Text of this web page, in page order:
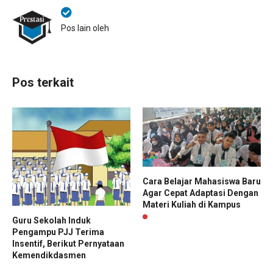
Pos lain oleh
Pos terkait
Guru Sekolah Induk
Pengampu PJJ Terima
Insentif, Berikut Pernyataan
Kemendikdasmen
Cara Belajar Mahasiswa Baru
Agar Cepat Adaptasi Dengan
Materi Kuliah di Kampus